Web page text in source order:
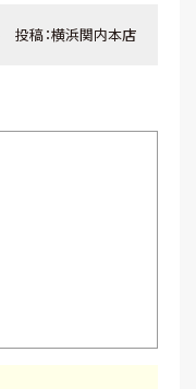
投稿：横浜関内本店